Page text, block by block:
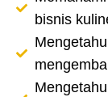
bisnis